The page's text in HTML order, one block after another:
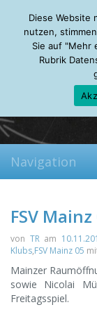
Sunday, 09.08.2026
Mein
Navigation
FSV
von TRam
Klubs,FSV Mainz 05
Mainzer
sowie Nicolai
Freitagsspiel.
Diese Website
nutzen,
Sie auf "Mehr
Rubrik